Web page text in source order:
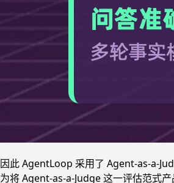
因此 AgentLoop 采用了 Agent-as-a-
为将 Agent-as-a-Judge 这一评估范式